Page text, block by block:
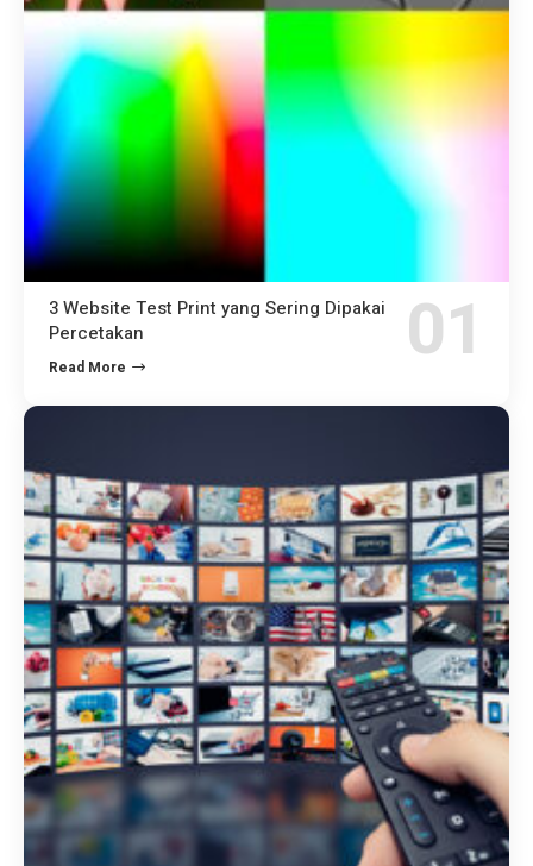
3 Website Test Print yang Sering Dipakai
Percetakan
Read More